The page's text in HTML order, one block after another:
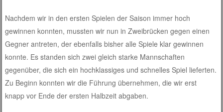
Nachdem wir in den ersten Spielen der Saison immer hoch
gewinnen konnten, mussten wir nun in Zweibrücken gegen einen
Gegner antreten, der ebenfalls bisher alle Spiele klar gewinnen
konnte. Es standen sich zwei gleich starke Mannschaften
gegenüber, die sich ein hochklassiges und schnelles Spiel lieferten.
Zu Beginn konnten wir die Führung übernehmen, die wir erst
knapp vor Ende der ersten Halbzeit abgaben.